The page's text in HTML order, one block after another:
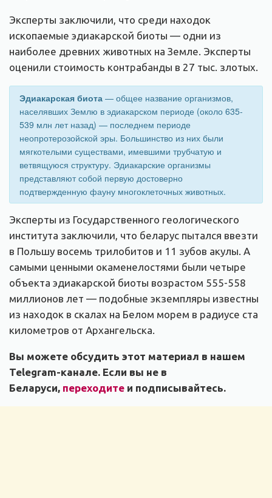
Эксперты заключили, что среди находок
ископаемые эдиакарской биоты — одни из
наиболее древних животных на Земле. Эксперты
оценили стоимость контрабанды в 27 тыс. злотых.
Эдиакарская биота — общее название организмов,
населявших Землю в эдиакарском периоде (около 635-
539 млн лет назад) — последнем периоде
неопротерозойской эры. Большинство из них были
мягкотелыми существами, имевшими трубчатую и
ветвящуюся структуру. Эдиакарские организмы
представляют собой первую достоверно
подтвержденную фауну многоклеточных животных.
Эксперты из Государственного геологического
института заключили, что беларус пытался ввезти
в Польшу восемь трилобитов и 11 зубов акулы. А
самыми ценными окаменелостями были четыре
объекта эдиакарской биоты возрастом 555-558
миллионов лет — подобные экземпляры известны
из находок в скалах на Белом морем в радиусе ста
километров от Архангельска.
Вы можете обсудить этот материал в нашем
Telegram-канале. Если вы не в
Беларуси, переходите и подписывайтесь.